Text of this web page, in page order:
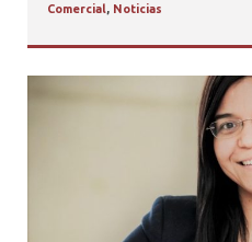
Comercial, Noticias